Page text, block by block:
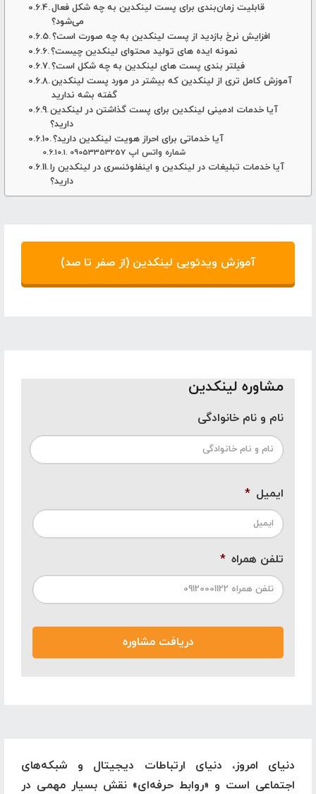
قابلیت زمان‌بندی برای پست لینکدین به چه شکل فعال
می‌شود؟
افزایش نرخ بازدید از پست لینکدین به چه صورت است؟
نمونه ایده های تولید محتوای لینکدین چیست؟
فیلتر بندی پست های لینکدین به چه شکل است؟
آموزش کامل تری از لینکدین که بیشتر در مورد پست لینکدین
گفته بشه ندارید
آیا خدمات ادمینی لینکدین برای پست گذاشتن در لینکدین
دارید؟
آیا خدماتی برای احراز هویت لینکدین دارید؟
شماره واتس اپ 09053353257
آیا خدمات تبلیغات در لینکدین و اینفلوئنسری در لینکدین را
دارید؟
آموزش ویدئویی لینکدین (از صفر تا صد)
مشاوره لینکدین
نام و نام خانوادگی
اول
ایمیل *
تلفن همراه *
دنیای امروز، دنیای ارتباطات دیجیتال و شبکه‌های
اجتماعی است و «روابط حرفه‌ای» نقش بسیار مهمی در